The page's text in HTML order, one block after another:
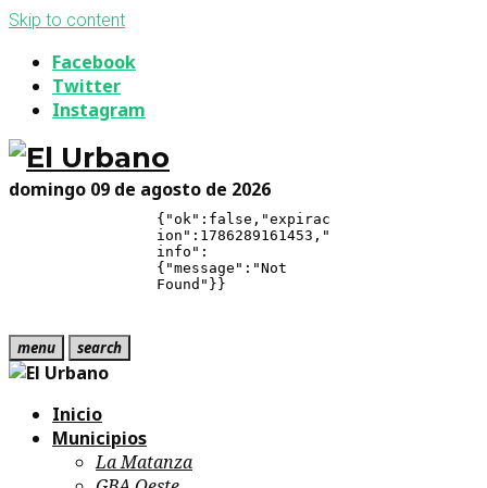
Skip to content
Facebook
Twitter
Instagram
domingo 09 de agosto de 2026
menu search
Inicio
Municipios
La Matanza